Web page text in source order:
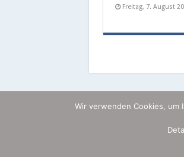
Freitag, 7. August
Wir verwenden Cookies, um